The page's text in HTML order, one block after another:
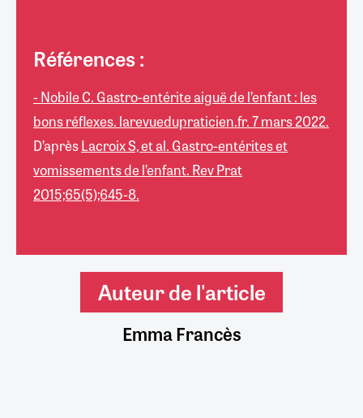
Références :
- Nobile C. Gastro-entérite aiguë de l’enfant : les
bons réflexes. larevuedupraticien.fr. 7 mars 2022.
D’aprèsLacroix S, et al. Gastro-entérites et
vomissements de l’enfant. Rev Prat
2015;65(5);645-8.
Auteur de l'article
Emma Francès